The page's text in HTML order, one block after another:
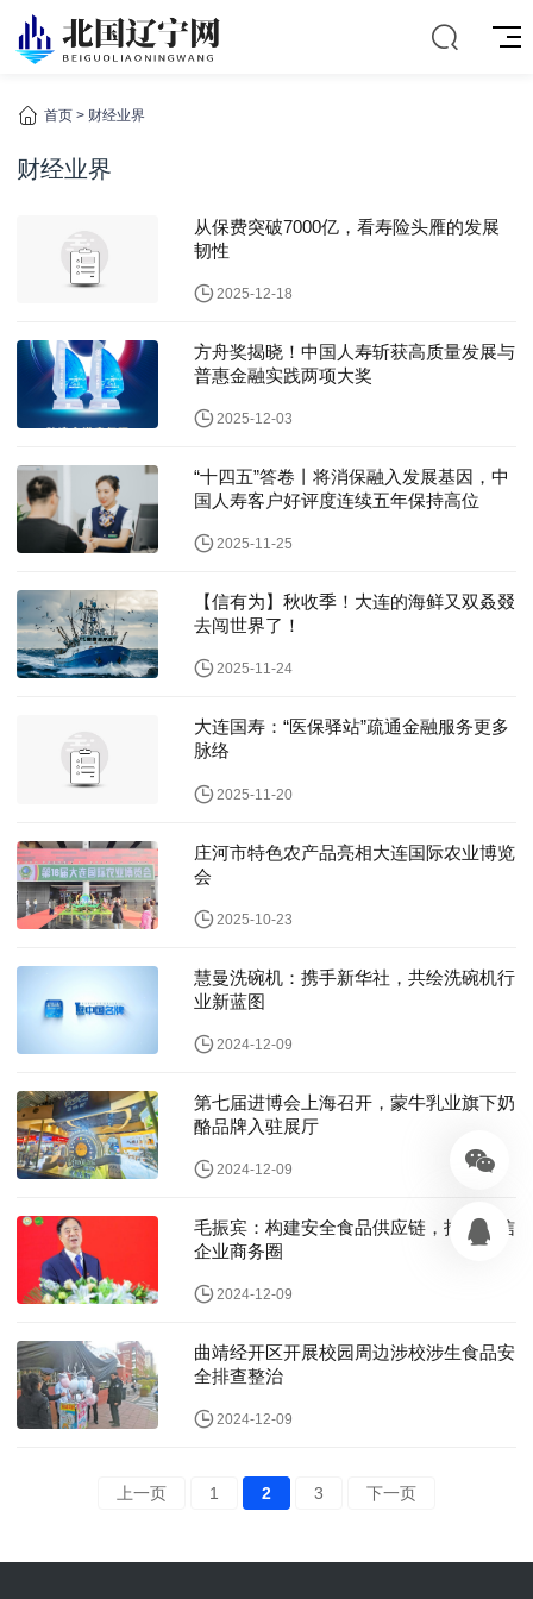
首页 > 财经业界
财经业界
从保费突破7000亿，看寿险头雁的发展
韧性
2025-12-18
方舟奖揭晓！中国人寿斩获高质量发展与
普惠金融实践两项大奖
2025-12-03
“十四五”答卷丨将消保融入发展基因，中
国人寿客户好评度连续五年保持高位
2025-11-25
【信有为】秋收季！大连的海鲜又双叒叕
去闯世界了！
2025-11-24
大连国寿：“医保驿站”疏通金融服务更多
脉络
2025-11-20
庄河市特色农产品亮相大连国际农业博览
会
2025-10-23
慧曼洗碗机：携手新华社，共绘洗碗机行
业新蓝图
2024-12-09
第七届进博会上海召开，蒙牛乳业旗下奶
酪品牌入驻展厅
2024-12-09
毛振宾：构建安全食品供应链，打造诚信
企业商务圈
2024-12-09
曲靖经开区开展校园周边涉校涉生食品安
全排查整治
2024-12-09
上一页 1 2 3 下一页